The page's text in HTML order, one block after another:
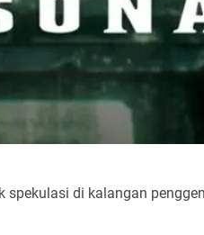
di kalangan